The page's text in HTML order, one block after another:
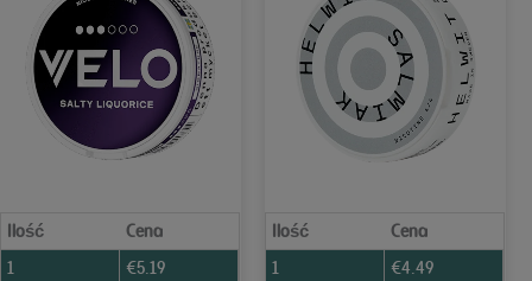
Ilość
Cena
1
€5.19
Ilość
Cena
1
€4.49